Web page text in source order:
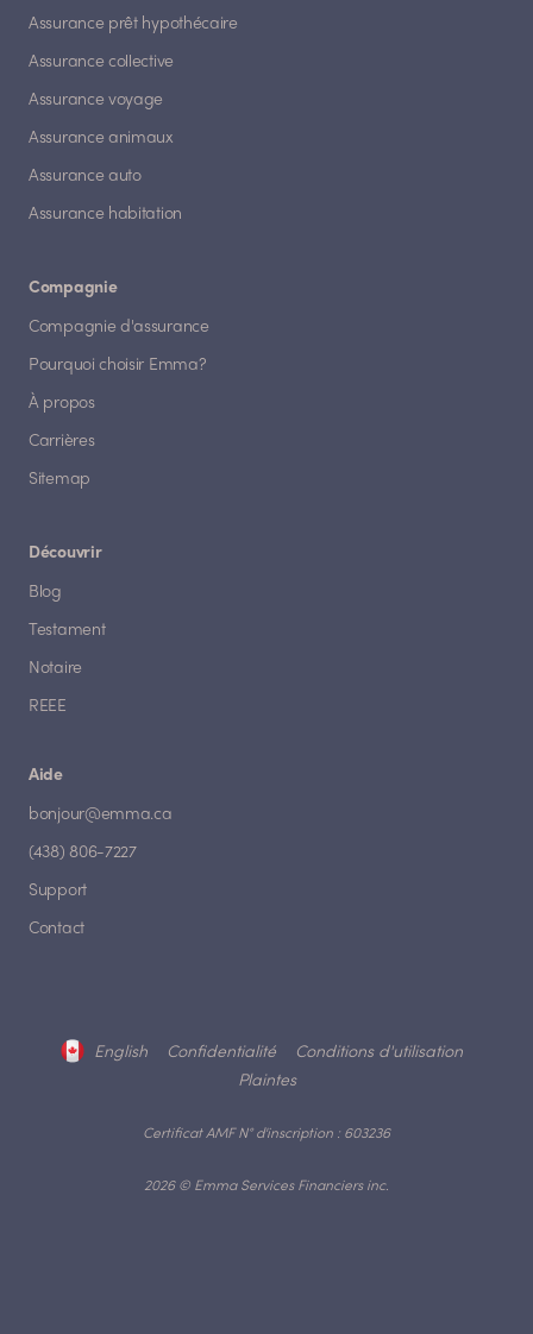
Assurance prêt hypothécaire
Assurance collective
Assurance voyage
Assurance animaux
Assurance auto
Assurance habitation
Compagnie
Compagnie d'assurance
Pourquoi choisir Emma?
À propos
Carrières
Sitemap
Découvrir
Blog
Testament
Notaire
REEE
Aide
bonjour@emma.ca
(438) 806-7227
Support
Contact
2026 © Emma Services Financiers inc.
Certificat AMF N° d'inscription : 603236
English Confidentialité
Conditions d'utilisation
Plaintes